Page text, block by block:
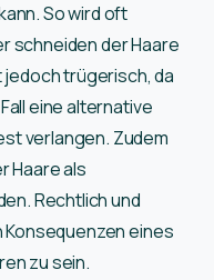
So wird oft
schneiden der Haare
jedoch trügerisch, da
eine alternative
verlangen. Zudem
Haare als
Rechtlich und
eines
zu sein.